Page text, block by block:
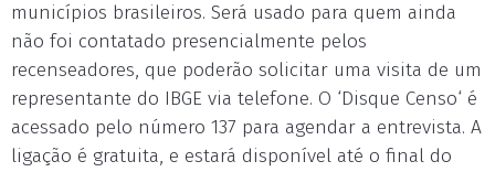
municípios brasileiros. Será usado para quem ainda
não foi contatado presencialmente pelos
recenseadores, que poderão solicitar uma visita de um
representante do IBGE via telefone. O ‘Disque Censo‘ é
acessado pelo número 137 para agendar a entrevista. A
ligação é gratuita, e estará disponível até o final do